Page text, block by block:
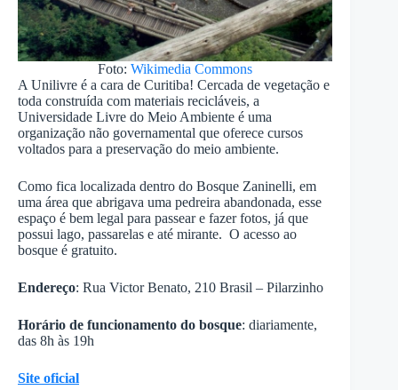
Foto:Wikimedia Commons
A Unilivre é a cara de Curitiba! Cercada de vegetação e
toda construída com materiais recicláveis, a
Universidade Livre do Meio Ambiente é uma
organização não governamental que oferece cursos
voltados para a preservação do meio ambiente.
Como fica localizada dentro do Bosque Zaninelli, em
uma área que abrigava uma pedreira abandonada, esse
espaço é bem legal para passear e fazer fotos, já que
possui lago, passarelas e até mirante. O acesso ao
bosque é gratuito.
Endereço: Rua Victor Benato, 210 Brasil – Pilarzinho
Horário de funcionamento do bosque: diariamente,
das 8h às 19h
Site oficial